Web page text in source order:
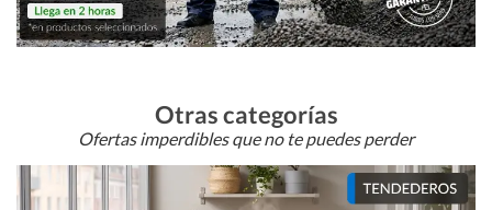
Otras categorías
Ofertas imperdibles que no te puedes perder